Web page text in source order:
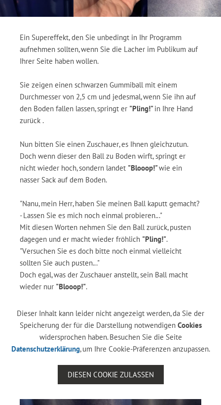
Ein Supereffekt, den Sie unbedingt in Ihr Programm
aufnehmen sollten, wenn Sie die Lacher im Publikum auf
Ihrer Seite haben wollen.
Sie zeigen einen schwarzen Gummiball mit einem
Durchmesser von 2,5 cm und jedesmal, wenn Sie ihn auf
den Boden fallen lassen, springt er "Pling!"in Ihre Hand
zurück .
Nun bitten Sie einen Zuschauer, es Ihnen gleichzutun.
Doch wenn dieser den Ball zu Boden wirft, springt er
nicht wieder hoch, sondern landet "Blooop!"wie ein
nasser Sack auf dem Boden.
"Nanu, mein Herr, haben Sie meinen Ball kaputt gemacht?
- Lassen Sie es mich noch einmal probieren..."
Mit diesen Worten nehmen Sie den Ball zurück, pusten
dagegen und er macht wieder fröhlich "Pling!".
"Versuchen Sie es doch bitte noch einmal vielleicht
sollten Sie auch pusten..."
Doch egal, was der Zuschauer anstellt, sein Ball macht
wieder nur "Blooop!".
Dieser Inhalt kann leider nicht angezeigt werden, da Sie der
Speicherung der für die Darstellung notwendigen Cookies
widersprochen haben. Besuchen Sie die Seite
Datenschutzerklärung, um Ihre Cookie-Präferenzen anzupassen.
DIESEN COOKIE ZULASSEN